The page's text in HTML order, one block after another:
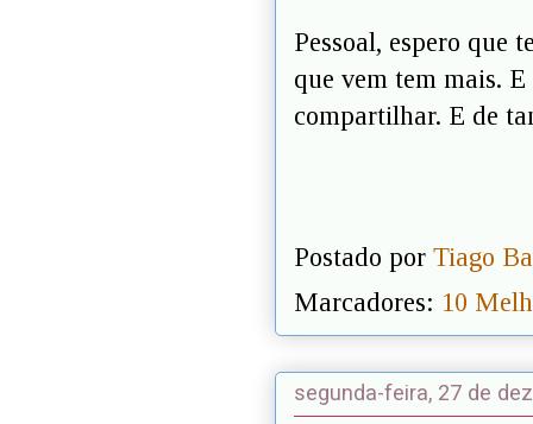
Pessoal, espero que
que vem tem mais.
compartilhar. E de
Postado por Tiago
Marcadores: 10
segunda-feira, 27 de